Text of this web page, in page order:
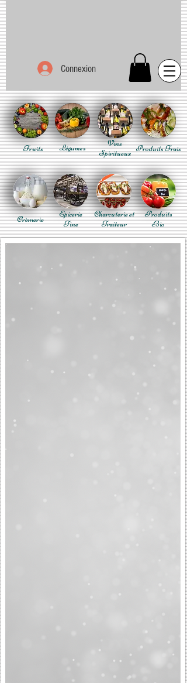
Connexion
Fruits Légumes
Vins
Spiritueux Produits Frais
Crèmerie
Epicerie
Fine
Charcuterie et
Traiteur
Produits
Bio